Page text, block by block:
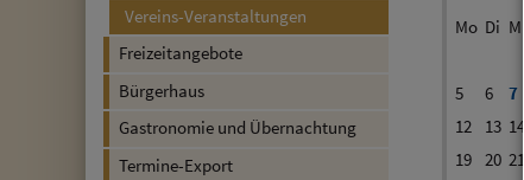
Vereins-Veranstaltungen
Freizeitangebote
Bürgerhaus
Gastronomie und Übernachtung
Termine-Export
Mo Di Mi
5
6 7
12
13 14
19 20 21